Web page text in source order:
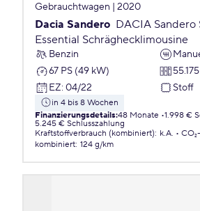
Gebrauchtwagen | 2020
Dacia Sandero DACIA Sandero
Essential Schräghecklimousine
Benzin
67 PS (49 kW)
EZ: 04/22 Stoff
in 4 bis 8 Wochen
Finanzierungsdetails:48 Monate 1.998 €
5.245 € Schlusszahlung
Kraftstoffverbrauch (kombiniert): k.A.
kombiniert: 124 g/km